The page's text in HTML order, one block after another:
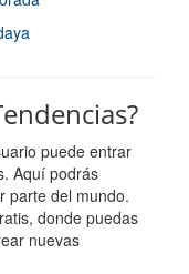
puede entrar
Aquí podrás
parte del mundo.
donde puedas
nuevas